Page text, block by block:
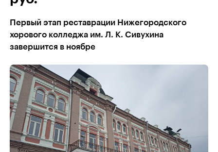
Первый этап реставрации Нижегородского
хорового колледжа им. Л. К. Сивухина
завершится в ноябре